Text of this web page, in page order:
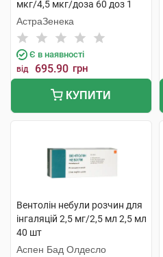
мкг/4,5 мкг/доза 60 доз 1
флакон
АстраЗенека
Є в наявності
від 695.90 грн
КУПИТИ
Вентолін небули розчин для
інгаляцій 2,5 мг/2,5 мл 2,5 мл
40 шт
Аспен Бад Олдесло